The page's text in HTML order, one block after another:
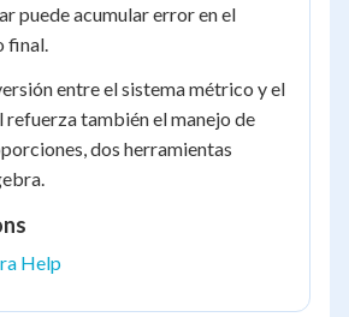
puede acumular error en el
final.
entre el sistema métrico y el
también el manejo de
dos herramientas
Help